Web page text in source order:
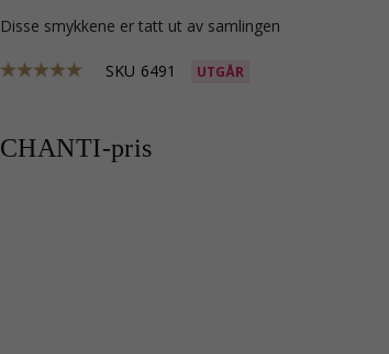
Disse smykkene er tatt ut av samlingen
SKU 6491 UTGÅR
CHANTI-pris